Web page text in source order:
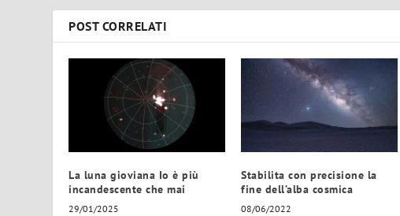
POST CORRELATI
La luna gioviana Io è più
incandescente che mai
29/01/2025
Stabilita con precisione la
fine dell’alba cosmica
08/06/2022